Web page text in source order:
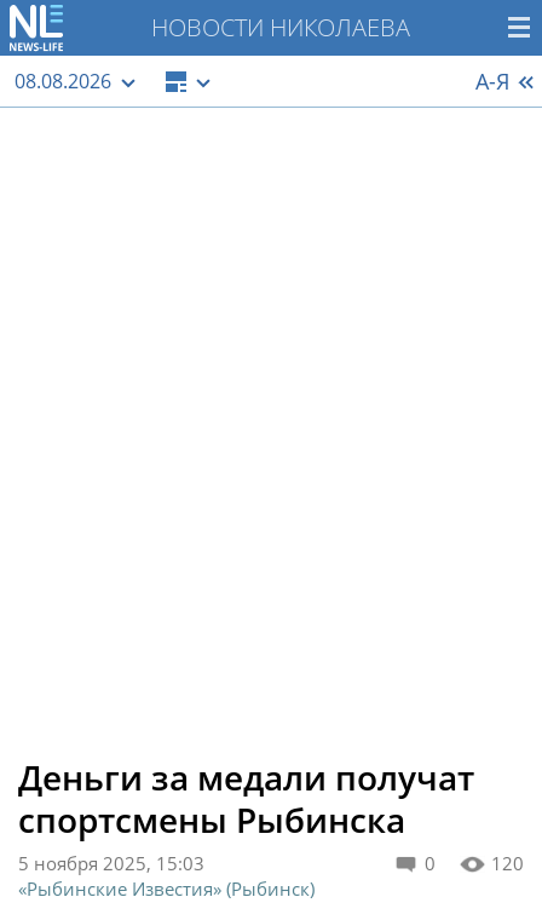
НОВОСТИ НИКОЛАЕВА
08.08.2026 А-Я
Деньги за медали получат
спортсмены Рыбинска
0 120
5 ноября 2025, 15:03
«Рыбинские Известия» (Рыбинск)